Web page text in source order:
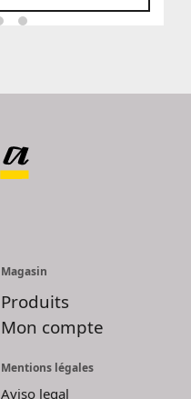
Magasin
Produits
Mon compte
Mentions légales
Aviso legal